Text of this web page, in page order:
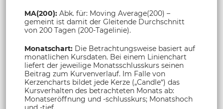
MA(200): Abk. für: Moving Average(200) –
gemeint ist damit der Gleitende Durchschnitt
von 200 Tagen (200-Tagelinie).
Monatschart: Die Betrachtungsweise basiert auf
monatlichen Kursdaten. Bei einem Linienchart
liefert der jeweilige Monatsschlusskurs seinen
Beitrag zum Kurvenverlauf. Im Falle von
Kerzencharts bildet jede Kerze („Candle“) das
Kursverhalten des betrachteten Monats ab:
Monatseröffnung und -schlusskurs; Monatshoch